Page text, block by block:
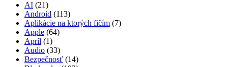
AI (21)
Android (113)
Aplikácie na ktorých fičím (7)
Apple (64)
Apríl (1)
Audio (33)
Bezpečnosť (14)